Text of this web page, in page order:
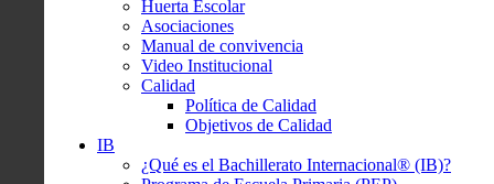
Huerta Escolar
Asociaciones
Manual de convivencia
Video Institucional
Calidad
Política de Calidad
Objetivos de Calidad
IB
¿Qué es el Bachillerato Internacional® (IB)?